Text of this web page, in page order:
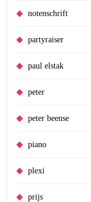
notenschrift
partyraiser
paul elstak
peter
peter beense
piano
plexi
prijs